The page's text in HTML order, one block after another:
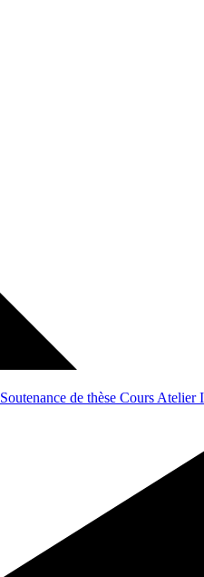
Soutenance de thèse Cours Atelier